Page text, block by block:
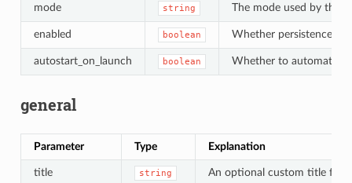
mode string The mode used by this
enabled boolean Whether persistence is
autostart_on_launch boolean Whether to
general
Parameter Type Explanation
title string An optional custom title for